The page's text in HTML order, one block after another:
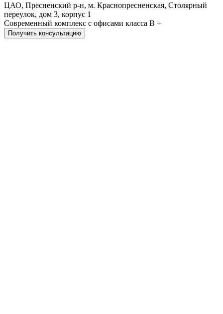
ЦАО, Пресненский р-н, м. Краснопресненская, Столярный
переулок, дом 3, корпус 1
Современный комплекс с офисами класса B +
Получить консультацию